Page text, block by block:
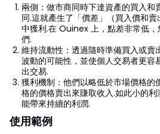
兩側：做市商同時下達資產的買入和
同.這就產生了「價差」（買入價和
中獲利.在 Ouinex 上，點差非常低
們.
維持流動性：透過隨時準備買入或賣
波動的可能性，並使個人交易者更容
出交易.
獲利機制：他們以略低於市場價格的
格的價格賣出來賺取收入.如此小的
能帶來持續的利潤.
使用範例